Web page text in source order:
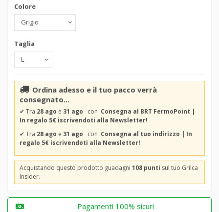
Colore
Taglia
Ordina adesso e il tuo pacco verrà
consegnato...
✔ Tra 28 ago e 31 ago con Consegna al BRT FermoPoint |
In regalo 5€ iscrivendoti alla Newsletter!
✔ Tra 28 ago e 31 ago con Consegna al tuo indirizzo | In
regalo 5€ iscrivendoti alla Newsletter!
Acquistando questo prodotto guadagni 108 punti sul tuo Grilca
Insider.
Pagamenti 100% sicuri